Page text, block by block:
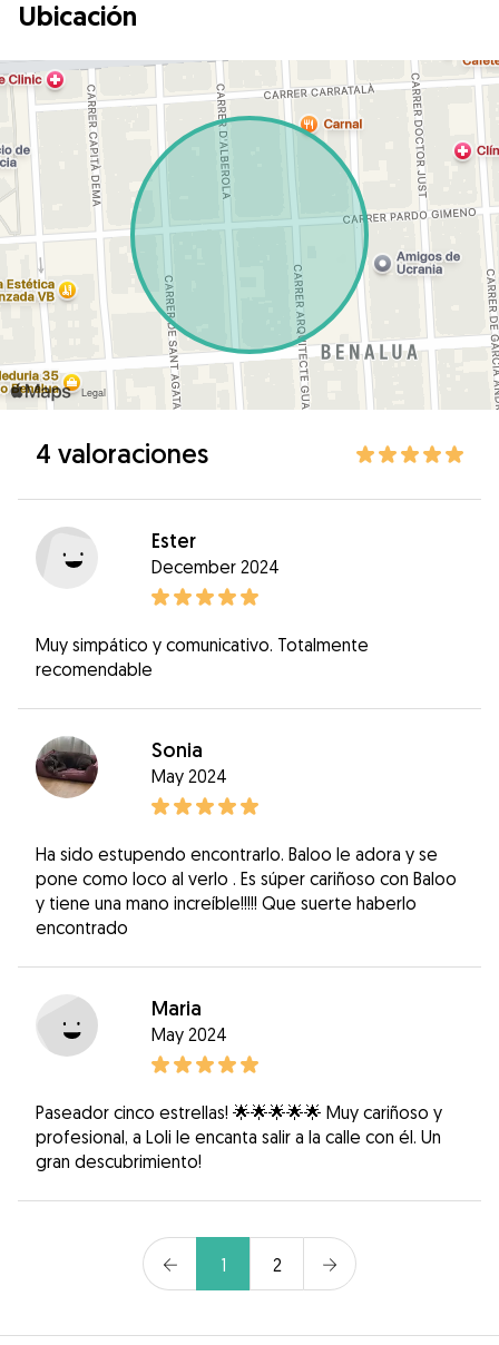
Ubicación
4 valoraciones
Ester
December 2024
Muy simpático y comunicativo. Totalmente
recomendable
Sonia
May 2024
Ha sido estupendo encontrarlo. Baloo le adora y se
pone como loco al verlo . Es súper cariñoso con Baloo
y tiene una mano increíble!!!!! Que suerte haberlo
encontrado
Maria
May 2024
Paseador cinco estrellas! 🌟🌟🌟🌟🌟 Muy cariñoso y
profesional, a Loli le encanta salir a la calle con él. Un
gran descubrimiento!
1 2